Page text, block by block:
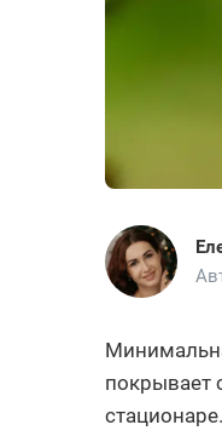
покрывает
стационаре.